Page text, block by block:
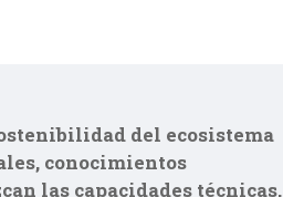
del ecosistema
conocimientos
las capacidades técnicas,